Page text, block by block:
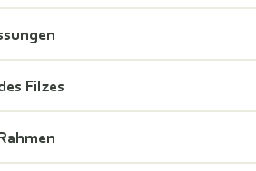
Filzes